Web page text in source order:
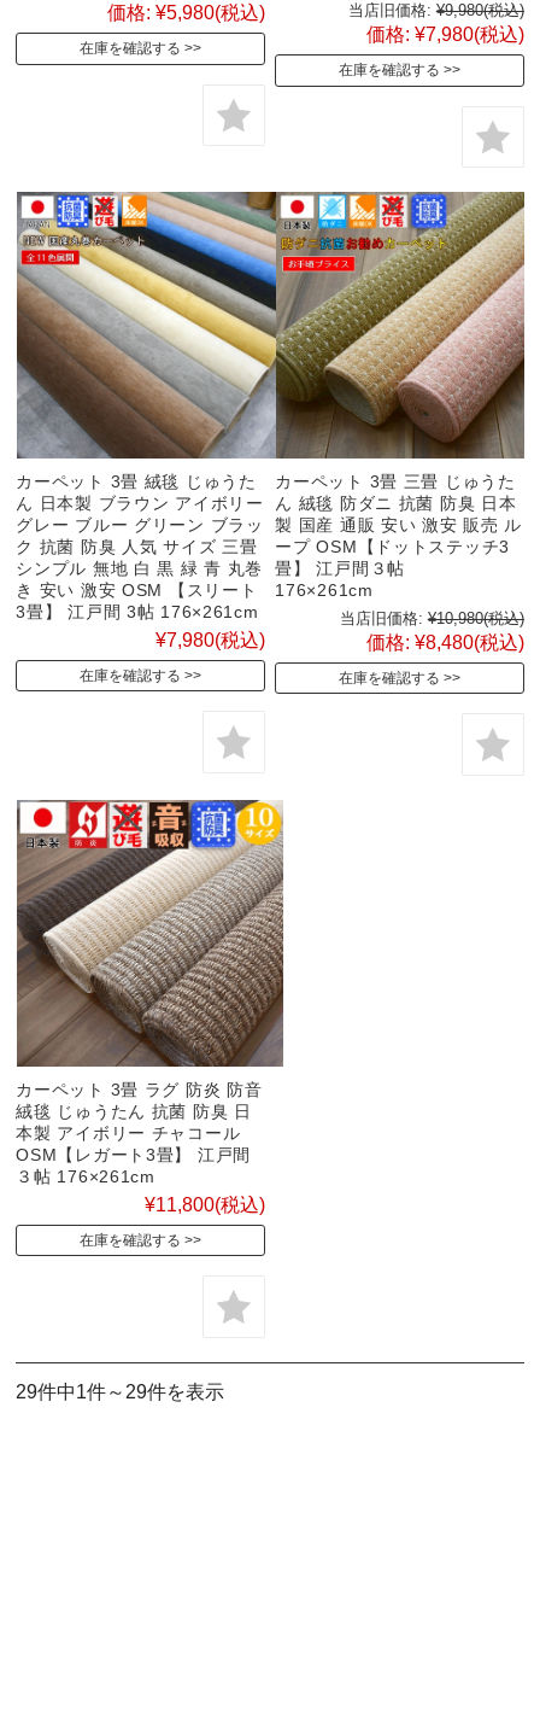
価格: ¥5,980(税込)
在庫を確認する
当店旧価格: ¥9,980(税込)
価格: ¥7,980(税込)
在庫を確認する
カーペット 3畳 絨毯 じゅうた
ん 日本製 ブラウン アイボリー
グレー ブルー グリーン ブラッ
ク 抗菌 防臭 人気 サイズ 三畳
シンプル 無地 白 黒 緑 青 丸巻
き 安い 激安 OSM 【スリート
3畳】 江戸間 3帖 176×261cm
¥7,980(税込)
在庫を確認する
カーペット 3畳 三畳 じゅうた
ん 絨毯 防ダニ 抗菌 防臭 日本
製 国産 通販 安い 激安 販売 ル
ープ OSM【ドットステッチ3
畳】 江戸間３帖
176×261cm
当店旧価格: ¥10,980(税込)
価格: ¥8,480(税込)
在庫を確認する
カーペット 3畳 ラグ 防炎 防音
絨毯 じゅうたん 抗菌 防臭 日
本製 アイボリー チャコール
OSM【レガート3畳】 江戸間
３帖 176×261cm
¥11,800(税込)
在庫を確認する
29件中1件～29件を表示